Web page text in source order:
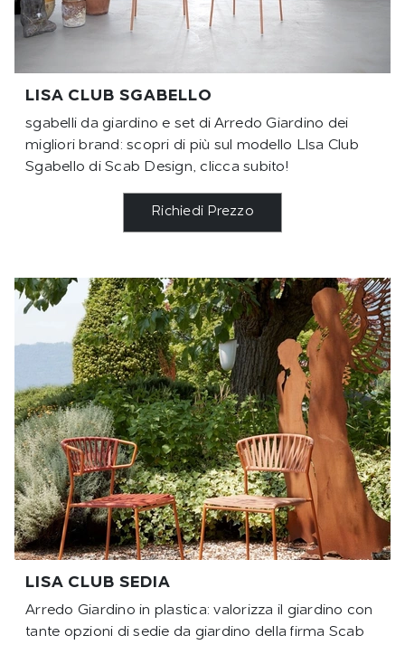
LISA CLUB SGABELLO
sgabelli da giardino e set di Arredo Giardino dei
migliori brand: scopri di più sul modello LIsa Club
Sgabello di Scab Design, clicca subito!
Richiedi Prezzo
LISA CLUB SEDIA
Arredo Giardino in plastica: valorizza il giardino con
tante opzioni di sedie da giardino della firma Scab